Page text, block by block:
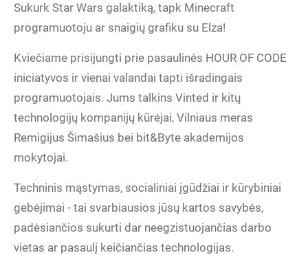
Sukurk Star Wars galaktiką, tapk Minecraft
programuotoju ar snaigių grafiku su Elza!
Kviečiame prisijungti prie pasaulinės HOUR OF CODE
iniciatyvos ir vienai valandai tapti išradingais
programuotojais. Jums talkins Vinted ir kitų
technologijų kompanijų kūrėjai, Vilniaus meras
Remigijus Šimašius bei bit&Byte akademijos
mokytojai.
Techninis mąstymas, socialiniai įgūdžiai ir kūrybiniai
gebėjimai - tai svarbiausios jūsų kartos savybės,
padėsiančios sukurti dar neegzistuojančias darbo
vietas ar pasaulį keičiančias technologijas.